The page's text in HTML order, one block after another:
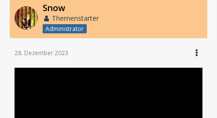
Snow
Themenstarter
Administrator
28. Dezember 2023